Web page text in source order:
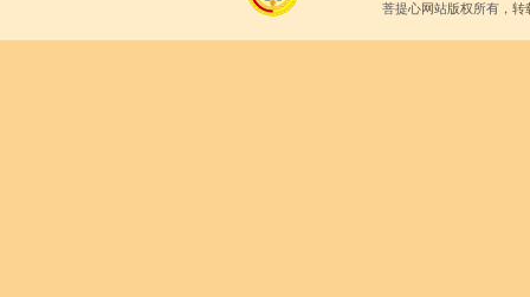
菩提心网站版权所有，